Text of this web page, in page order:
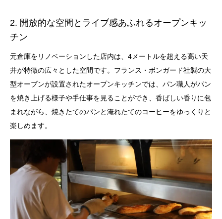
2. 開放的な空間とライブ感あふれるオープンキッ
チン
元倉庫をリノベーションした店内は、4メートルを超える高い天
井が特徴の広々とした空間です。フランス・ボンガード社製の大
型オーブンが設置されたオープンキッチンでは、パン職人がパン
を焼き上げる様子や手仕事を見ることができ、香ばしい香りに包
まれながら、焼きたてのパンと淹れたてのコーヒーをゆっくりと
楽しめます。